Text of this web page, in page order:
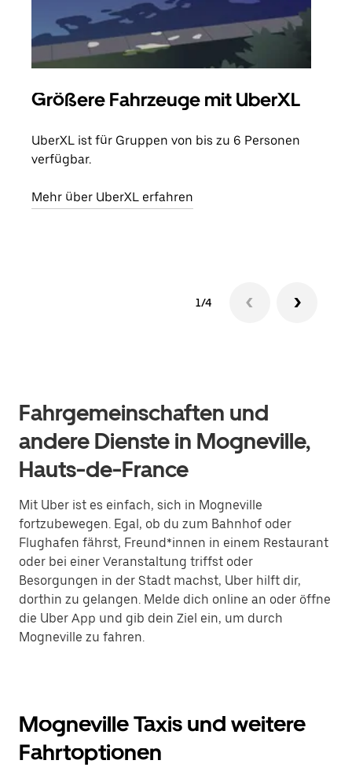
Größere Fahrzeuge mit UberXL
UberXL ist für Gruppen von bis zu 6 Personen
verfügbar.
Mehr über UberXL erfahren
1/4
Fahrgemeinschaften und
andere Dienste in Mogneville,
Hauts-de-France
Mit Uber ist es einfach, sich in Mogneville
fortzubewegen. Egal, ob du zum Bahnhof oder
Flughafen fährst, Freund*innen in einem Restaurant
oder bei einer Veranstaltung triffst oder
Besorgungen in der Stadt machst, Uber hilft dir,
dorthin zu gelangen. Melde dich online an oder öffne
die Uber App und gib dein Ziel ein, um durch
Mogneville zu fahren.
Mogneville Taxis und weitere
Fahrtoptionen